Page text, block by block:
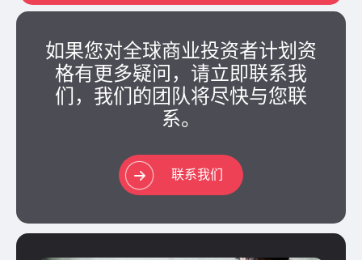
如果您对全球商业投资者计划资
格有更多疑问，请立即联系我
们，我们的团队将尽快与您联
系。
联系我们